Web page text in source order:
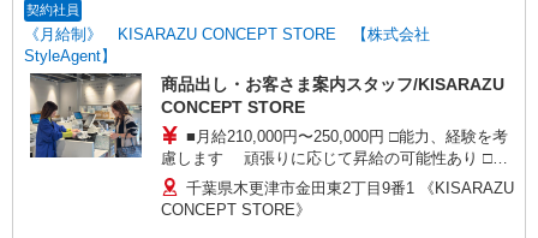
契約社員
《月給制》 KISARAZU CONCEPT STORE 【株式会社
StyleAgent】
商品出し・お客さま案内スタッフ/KISARAZU
CONCEPT STORE
■月給210,000円〜250,000円 □能力、経験を考
慮します 頑張りに応じて昇給の可能性あり □別
途交通費全額支給 □役職任用時、各種手当あり □
エリアリーダー(月給230,000円〜280,000円)同時
千葉県木更津市金田東2丁目9番1 《KISARAZU
CONCEPT STORE》